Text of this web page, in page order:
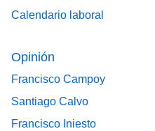
Calendario laboral
Opinión
Francisco Campoy
Santiago Calvo
Francisco Iniesto